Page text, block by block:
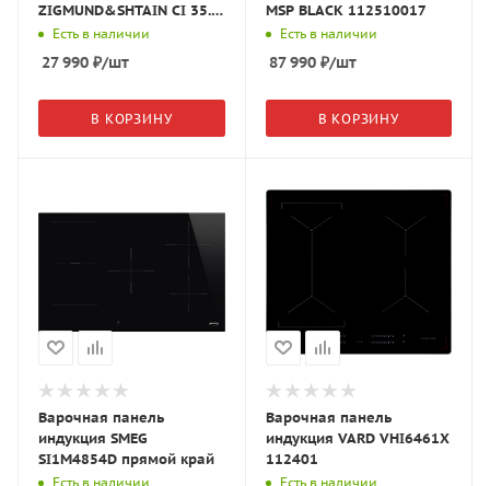
ZIGMUND&SHTAIN CI 35.6
B Есть в наличии
27 990 ₽/шт
В КОРЗИНУ
MSP BLACK 112510017
Есть в наличии
87 990₽/шт
В КОРЗИНУ
Варочная панель
индукция SMEG
SI1M4854D прямой край
Есть в наличии
Варочная панель
индукция VARD VHI6461X
112401
Есть в наличии